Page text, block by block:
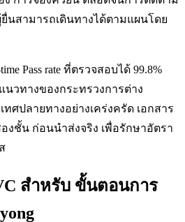
ยื่นสามารถเดินทางได้ตามแผนโดย
Pass rate ที่ตรวจสอบได้ 99.8%
วทางของกระทรวงการต่าง
ศปลายทางอย่างเคร่งครัด เอกสาร
งชั้น ก่อนนำส่งจริง เพื่อรักษาอัตรา
สำหรับ ขั้นตอนการ